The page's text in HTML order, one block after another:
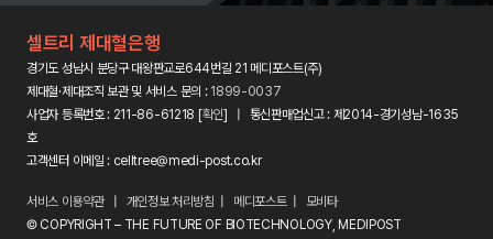
셀트리 제대혈은행
경기도 성남시 분당구 대왕판교로644번길 21 메디포스트(주)
제대혈·제대조직 보관 및 서비스 문의 : 1899-0037
사업자 등록번호 : 211-86-61218 [확인] | 통신판매업신고 : 제2014-경기성남-1635
호
고객센터 이메일 : celltree@medi-post.co.kr
서비스 이용약관| 개인정보 처리방침 | 메디포스트 | 모비타
© COPYRIGHT – THE FUTURE OF BIOTECHNOLOGY, MEDIPOST